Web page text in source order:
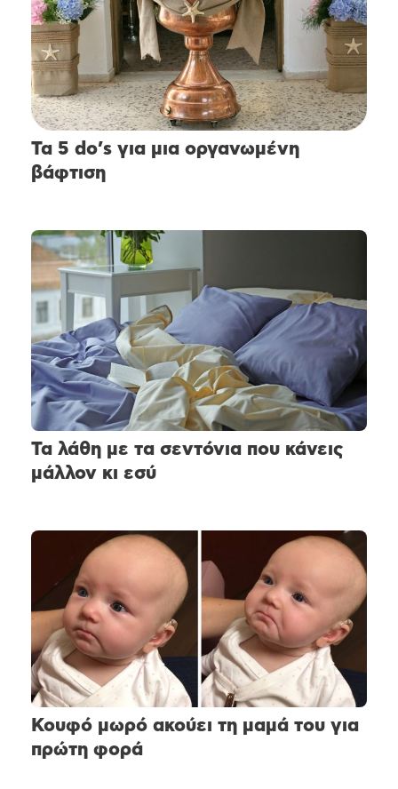
Τα 5 do’s για μια οργανωμένη
βάφτιση
Τα λάθη με τα σεντόνια που κάνεις
μάλλον κι εσύ
Κουφό μωρό ακούει τη μαμά του για
πρώτη φορά